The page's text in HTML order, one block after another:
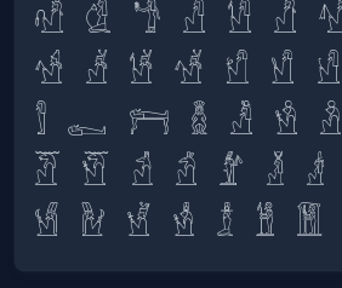
𓁗 𓁘 𓁙 𓀭 𓀮 𓀯
𓀴 𓀵 𓀶 𓀷 𓀸 𓀹
𓀾 𓀿 𓁀 𓁲 𓁚 𓁛
𓁠 𓁡 𓁢 𓁣 𓁤 𓁥 𓁦